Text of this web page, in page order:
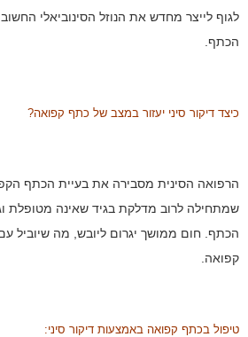
לגוף לייצר מחדש את הנוזל הסינוביאלי
הכתף.
כיצד דיקור סיני יעזור במצב של כתף קפואה?
הרפואה הסינית מסבירה את בעיית הכתף
שמתחילה לרוב מדלקת בגיד שאינה מטופלת
הכתף. חום ממושך יגרום ליובש, מה שיוביל
קפואה.
טיפול בכתף קפואה באמצעות דיקור סיני: